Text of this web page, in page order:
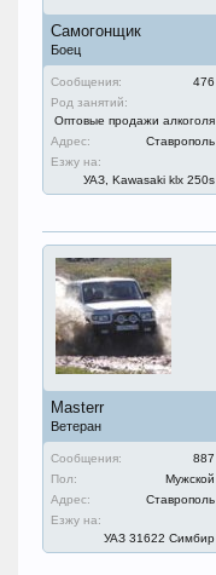
Самогонщик
Боец
Сообщения:
476
Род занятий:
Оптовые продажи алкоголя
Адрес:
Ставрополь
Езжу на:
УАЗ, Kawasaki klx 250s
Masterr
Ветеран
Сообщения:
887
Пол:
Мужской
Адрес:
Ставрополь
Езжу на:
УАЗ 31622 Симбир